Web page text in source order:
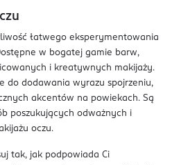
łatwego eksperymentowania
w bogatej gamie barw,
i kreatywnych makijaży.
do dodawania wyrazu spojrzeniu,
akcentów na powiekach. Są
poszukujących odważnych i
oczu.
tak, jak podpowiada Ci